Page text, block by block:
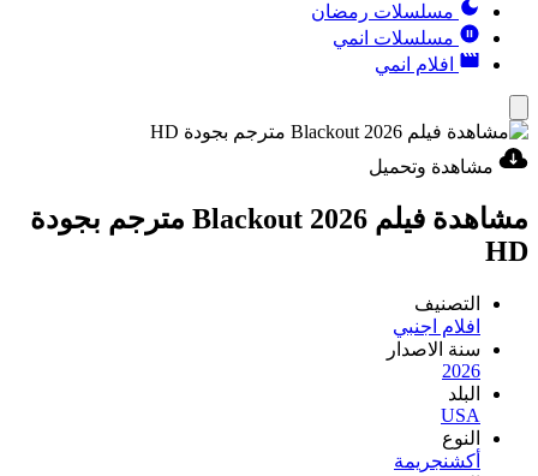
مسلسلات رمضان
مسلسلات انمي
افلام انمي
مشاهدة وتحميل
مشاهدة فيلم Blackout 2026 مترجم بجودة
HD
التصنيف
افلام اجنبي
سنة الاصدار
2026
البلد
USA
النوع
أكشنجريمة